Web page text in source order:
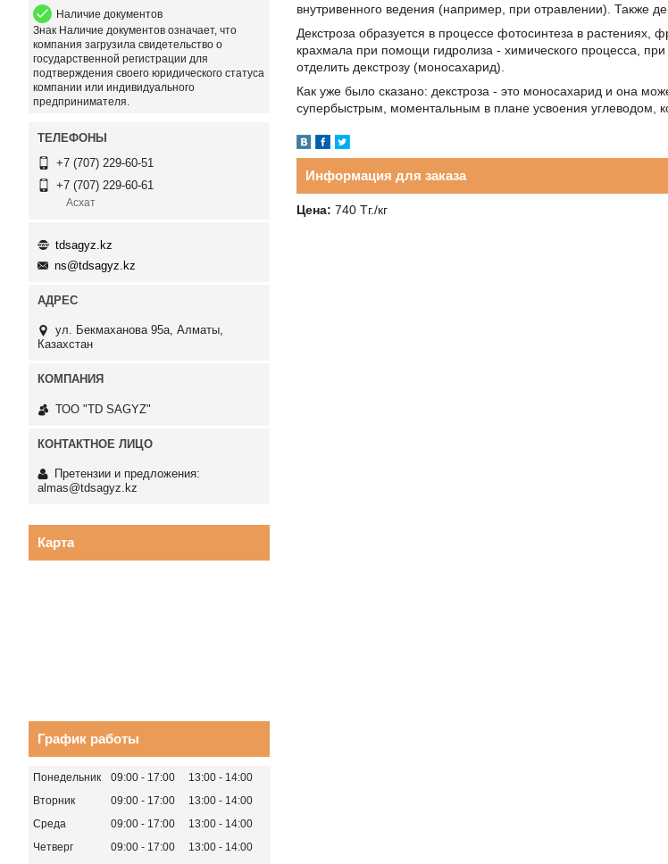
внутривенного ведения (например, при отравлении). Также
Декстроза образуется в процессе фотосинтеза в
крахмала при помощи гидролиза - химического процесса,
отделить декстрозу (моносахарид).
Как уже было сказано: декстроза - это моносахарид и она
супербыстрым, моментальным в плане усвоения углеводом,
Информация для заказа
Цена: 740 Тг./кг
Наличие документов
Знак Наличие документов означает, что
компания загрузила свидетельство о
государственной регистрации для
подтверждения своего юридического статуса
компании или индивидуального
предпринимателя.
+7 (707) 229-60-51
+7 (707) 229-60-61
Асхат
tdsagyz.kz
ns@tdsagyz.kz
ул. Бекмаханова 95а, Алматы,
Казахстан
ТОО "TD SAGYZ"
Претензии и предложения:
almas@tdsagyz.kz
Карта
График работы
Понедельник 09:00 17:00 13:00
14:00
Вторник
09:00 17:00 13:00
14:00
Среда
09:00 17:00 13:00
14:00
Четверг
09:00 17:00 13:00
14:00